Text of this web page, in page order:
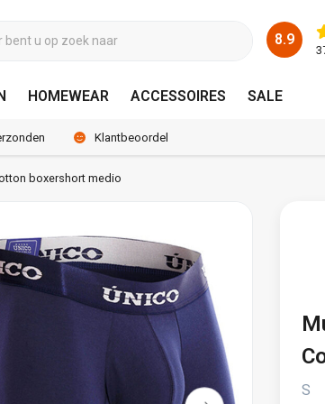
8.9
HOMEWEAR ACCESSOIRES SALE
Klantbeoordeling 8.9 / 10
boxershort medio
S